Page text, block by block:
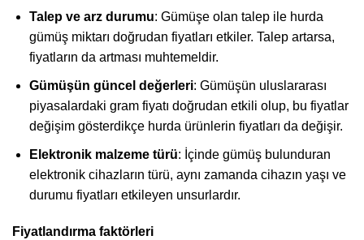
Talep ve arz durumu: Gümüşe olan talep ile hurda
gümüş miktarı doğrudan fiyatları etkiler. Talep artarsa,
fiyatların da artması muhtemeldir.
Gümüşün güncel değerleri: Gümüşün uluslararası
piyasalardaki gram fiyatı doğrudan etkili olup, bu fiyatlar
değişim gösterdikçe hurda ürünlerin fiyatları da değişir.
Elektronik malzeme türü: İçinde gümüş bulunduran
elektronik cihazların türü, aynı zamanda cihazın yaşı ve
durumu fiyatları etkileyen unsurlardır.
Fiyatlandırma faktörleri